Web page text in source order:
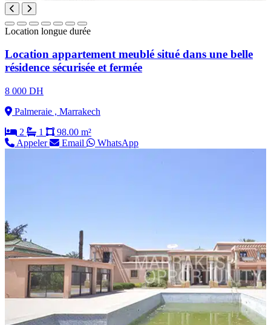
Location longue durée
Location appartement meublé situé dans une belle
résidence sécurisée et fermée
8 000 DH
Palmeraie , Marrakech
2
1
98.00 m²
Appeler
Email WhatsApp